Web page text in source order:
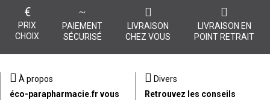
€
PRIX
CHOIX
PAIEMENT
SÉCURISÉ
LIVRAISON
CHEZ VOUS
LIVRAISON EN
POINT RETRAIT
À propos
éco-parapharmacie.fr vous
Divers
Retrouvez les conseils